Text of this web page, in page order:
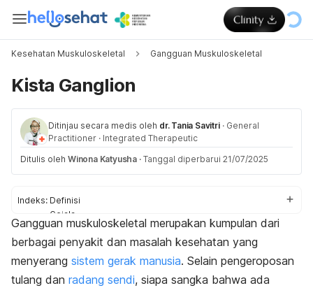
Kesehatan Muskuloskeletal Gangguan Muskuloskeletal
Kista Ganglion
Ditinjau secara medis oleh dr. Tania Savitri · General
Practitioner · Integrated Therapeutic
Ditulis oleh Winona Katyusha · Tanggal diperbarui 21/07/2025
Indeks: Definisi
Gejala
Penyebab
Diagnosis
Pengobatan
Gangguan muskuloskeletal merupakan kumpulan dari
berbagai penyakit dan masalah kesehatan yang
menyerang sistem gerak manusia. Selain pengeroposan
tulang dan radang sendi, siapa sangka bahwa ada